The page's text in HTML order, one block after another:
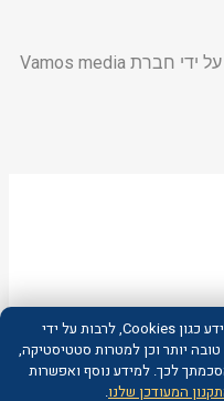
ידי חברת Vamos media
באתר זה נעשה שימוש בטכנולוגיות איסוף מידע כגון Cookies, לרבות על ידי
יותר וכן למטרות סטטיסטיקה,
לכך. למידע נוסף ואפשרות
המעודכן שלנו.